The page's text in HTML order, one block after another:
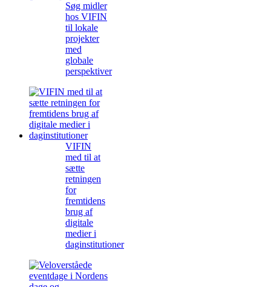
Søg midler
hos VIFIN
til lokale
projekter
med
globale
perspektiver
VIFIN
med til at
sætte
retningen
for
fremtidens
brug af
digitale
medier i
daginstitutioner